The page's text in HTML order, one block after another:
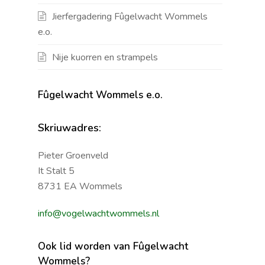
Jierfergadering Fûgelwacht Wommels
e.o.
Nije kuorren en strampels
Fûgelwacht Wommels e.o.
Skriuwadres:
Pieter Groenveld
It Stalt 5
8731 EA Wommels
info@vogelwachtwommels.nl
Ook lid worden van Fûgelwacht
Wommels?